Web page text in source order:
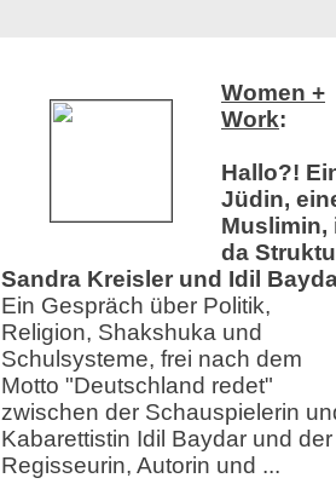
Women +
Work:
Hallo?!
Jüdin,
Muslimin,
da
Sandra Kreisler und Idil
Ein Gespräch über Politik,
Religion, Shakshuka und
Schulsysteme, frei nach dem
Motto "Deutschland redet"
zwischen der Schauspielerin
Kabarettistin Idil Baydar und der
Regisseurin, Autorin und ...